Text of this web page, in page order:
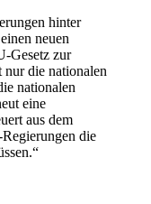
hinter
neuen
Gesetz zur
nur die nationalen
nationalen
eine
aus dem
die